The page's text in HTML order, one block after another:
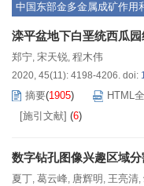
中国东部金多金属成矿作用
滦平盆地下白垩统西瓜
郑宁, 宋天锐, 程木伟
2020, 45(11): 4198-4206. doi:
摘要(1905) HTML
[施引文献] (6)
数字钻孔图像兴趣区域
夏丁, 葛云峰, 唐辉明 , 王亮清,